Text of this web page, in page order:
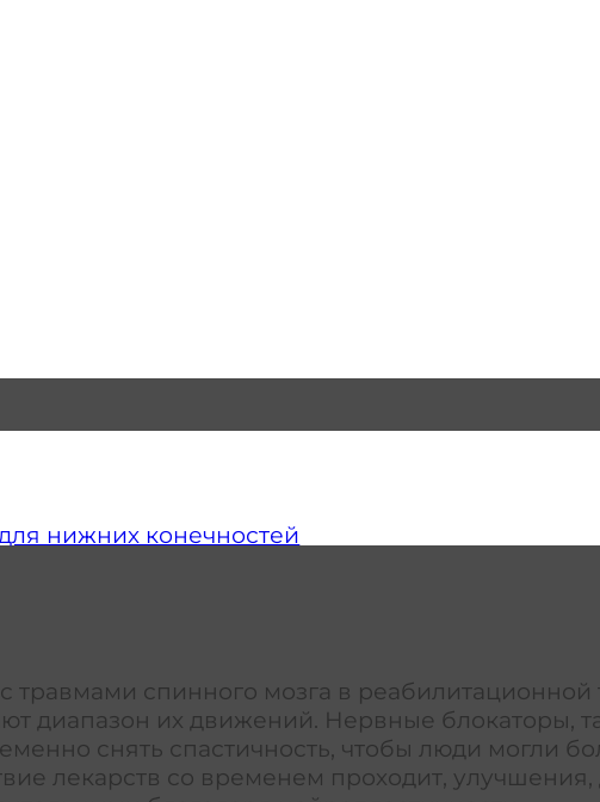
нижних конечностей
травмами спинного мозга в
их движений. Нервные блокаторы,
снять спастичность, чтобы люди могли
лекарств со временем проходит, улучшения,